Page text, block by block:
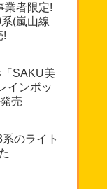
業者限定!
(嵐山線
!
SAKU美
インボッ
売
のライト